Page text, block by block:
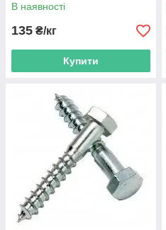
В наявності
135 ₴/кг
Купити